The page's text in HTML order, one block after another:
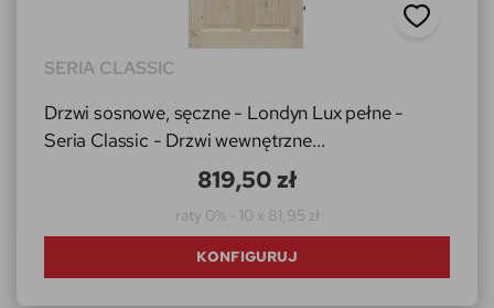
SERIA CLASSIC
Drzwi sosnowe, sęczne - Londyn Lux pełne -
Seria Classic - Drzwi wewnętrzne...
819,50 zł
raty 0% - 10 x 81,95 zł
KONFIGURUJ